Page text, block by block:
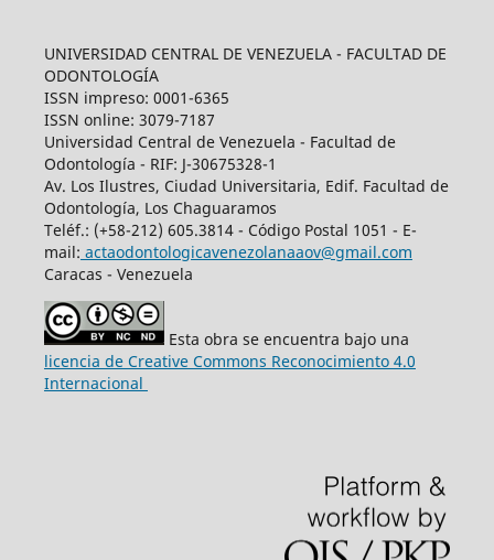
UNIVERSIDAD CENTRAL DE VENEZUELA - FACULTAD DE
ODONTOLOGÍA
ISSN impreso: 0001-6365
ISSN online: 3079-7187
Universidad Central de Venezuela - Facultad de
Odontología - RIF: J-30675328-1
Av. Los Ilustres, Ciudad Universitaria, Edif. Facultad de
Odontología, Los Chaguaramos
Teléf.: (+58-212) 605.3814 - Código Postal 1051 - E-
mail: actaodontologicavenezolanaaov@gmail.com
Caracas - Venezuela
Esta obra se encuentra bajo una
licencia de Creative Commons Reconocimiento 4.0
Internacional